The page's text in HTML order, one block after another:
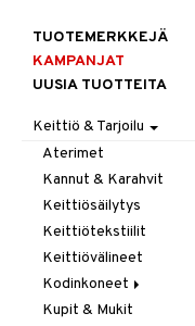
TUOTEMERKKEJÄ
KAMPANJAT
UUSIA TUOTTEITA
Keittiö & Tarjoilu
Aterimet
Kannut & Karahvit
Keittiösäilytys
Keittiötekstiilit
Keittiövälineet
Kodinkoneet
Kahvi, Tee & Espresso
Kupit & Mukit